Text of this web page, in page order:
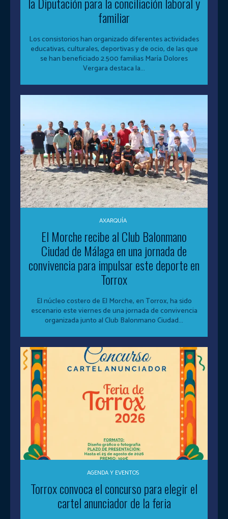
familiar
Los consistorios han organizado diferentes actividades
educativas, culturales, deportivas y de ocio, de las que
se han beneficiado 2.500 familias María Dolores
Vergara destaca la...
AXARQUÍA
El Morche recibe al Club Balonmano
Ciudad de Málaga en una jornada de
convivencia para impulsar este deporte en
Torrox
El núcleo costero de El Morche, en Torrox, ha sido
escenario este viernes de una jornada de convivencia
organizada junto al Club Balonmano Ciudad...
AGENDA Y EVENTOS
Torrox convoca el concurso para elegir el
cartel anunciador de la feria